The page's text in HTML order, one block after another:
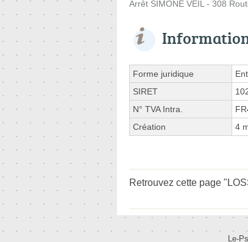
Arrêt SIMONE VEIL - 308
Forme juridique
SIRET
N° TVA Intra.
Création
4
Retrouvez cette page
Le-